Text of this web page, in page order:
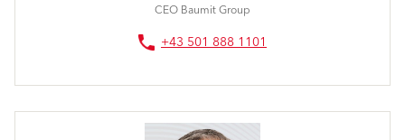
CEO Baumit Group
+43 501 888 1101